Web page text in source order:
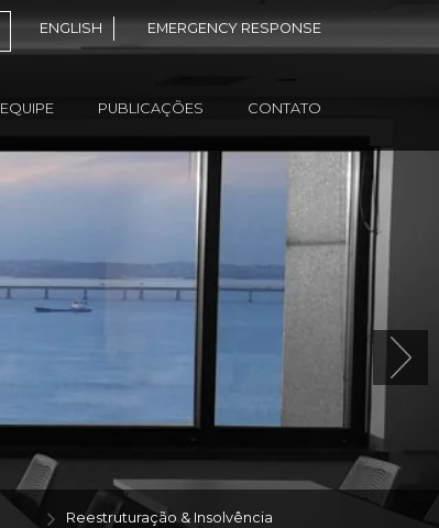
ENGLISH EMERGENCY RESPONSE
EQUIPE PUBLICAÇÕES CONTATO
Reestruturação & Insolvência